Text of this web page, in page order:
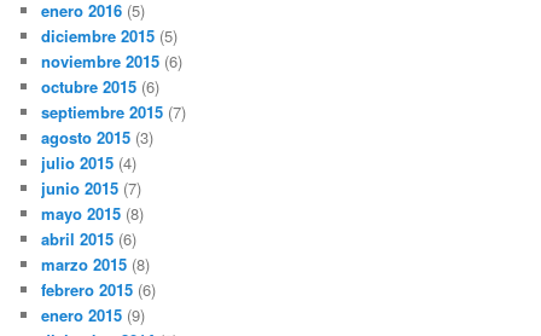
enero 2016 (5)
diciembre 2015 (5)
noviembre 2015 (6)
octubre 2015 (6)
septiembre 2015 (7)
agosto 2015 (3)
julio 2015 (4)
junio 2015 (7)
mayo 2015 (8)
abril 2015 (6)
marzo 2015 (8)
febrero 2015 (6)
enero 2015 (9)